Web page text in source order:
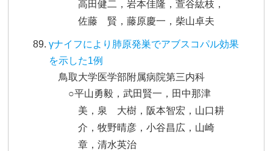
高田健二，岩本佳隆，萱谷紘枝，
佐藤 賢，藤原慶一，柴山卓夫
γナイフにより肺原発巣でアブスコパル効果
を示した1例
鳥取大学医学部附属病院第三内科
○平山勇毅，武田賢一，田中那津
美，泉 大樹，阪本智宏，山口耕
介，牧野晴彦，小谷昌広，山崎
章，清水英治